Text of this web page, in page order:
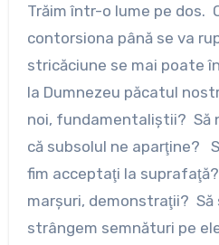
Trăim într-o lume pe dos.
contorsiona până se va
stricăciune se mai poate
la Dumnezeu păcatul
noi, fundamentaliştii? Să
că subsolul ne aparţine?
fim acceptaţi la
marşuri, demonstraţii? Să
strângem semnături pe